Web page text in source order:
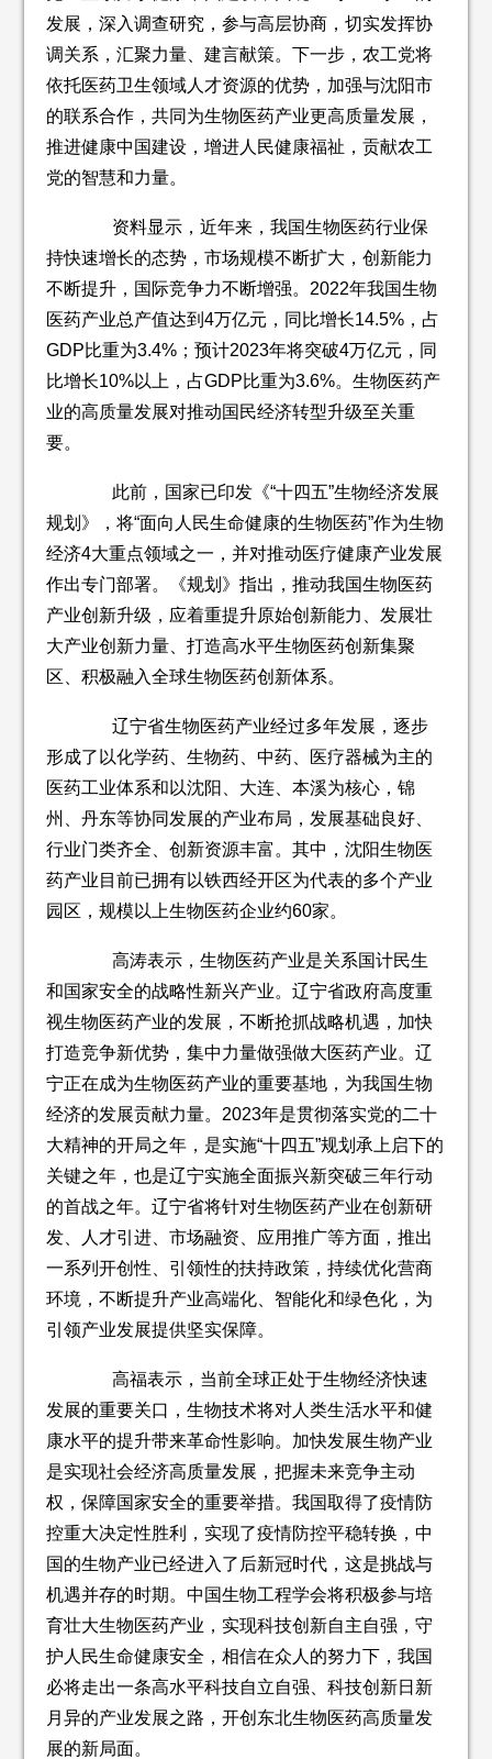
发展，深入调查研究，参与高层协商，切实发挥协
调关系，汇聚力量、建言献策。下一步，农工党将
依托医药卫生领域人才资源的优势，加强与沈阳市
的联系合作，共同为生物医药产业更高质量发展，
推进健康中国建设，增进人民健康福祉，贡献农工
党的智慧和力量。
资料显示，近年来，我国生物医药行业保
持快速增长的态势，市场规模不断扩大，创新能力
不断提升，国际竞争力不断增强。2022年我国生物
医药产业总产值达到4万亿元，同比增长14.5%，占
GDP比重为3.4%；预计2023年将突破4万亿元，同
比增长10%以上，占GDP比重为3.6%。生物医药产
业的高质量发展对推动国民经济转型升级至关重
要。
此前，国家已印发《“十四五”生物经济发展
规划》，将“面向人民生命健康的生物医药”作为生物
经济4大重点领域之一，并对推动医疗健康产业发展
作出专门部署。《规划》指出，推动我国生物医药
产业创新升级，应着重提升原始创新能力、发展壮
大产业创新力量、打造高水平生物医药创新集聚
区、积极融入全球生物医药创新体系。
辽宁省生物医药产业经过多年发展，逐步
形成了以化学药、生物药、中药、医疗器械为主的
医药工业体系和以沈阳、大连、本溪为核心，锦
州、丹东等协同发展的产业布局，发展基础良好、
行业门类齐全、创新资源丰富。其中，沈阳生物医
药产业目前已拥有以铁西经开区为代表的多个产业
园区，规模以上生物医药企业约60家。
高涛表示，生物医药产业是关系国计民生
和国家安全的战略性新兴产业。辽宁省政府高度重
视生物医药产业的发展，不断抢抓战略机遇，加快
打造竞争新优势，集中力量做强做大医药产业。辽
宁正在成为生物医药产业的重要基地，为我国生物
经济的发展贡献力量。2023年是贯彻落实党的二十
大精神的开局之年，是实施“十四五”规划承上启下的
关键之年，也是辽宁实施全面振兴新突破三年行动
的首战之年。辽宁省将针对生物医药产业在创新研
发、人才引进、市场融资、应用推广等方面，推出
一系列开创性、引领性的扶持政策，持续优化营商
环境，不断提升产业高端化、智能化和绿色化，为
引领产业发展提供坚实保障。
高福表示，当前全球正处于生物经济快速
发展的重要关口，生物技术将对人类生活水平和健
康水平的提升带来革命性影响。加快发展生物产业
是实现社会经济高质量发展，把握未来竞争主动
权，保障国家安全的重要举措。我国取得了疫情防
控重大决定性胜利，实现了疫情防控平稳转换，中
国的生物产业已经进入了后新冠时代，这是挑战与
机遇并存的时期。中国生物工程学会将积极参与培
育壮大生物医药产业，实现科技创新自主自强，守
护人民生命健康安全，相信在众人的努力下，我国
必将走出一条高水平科技自立自强、科技创新日新
月异的产业发展之路，开创东北生物医药高质量发
展的新局面。